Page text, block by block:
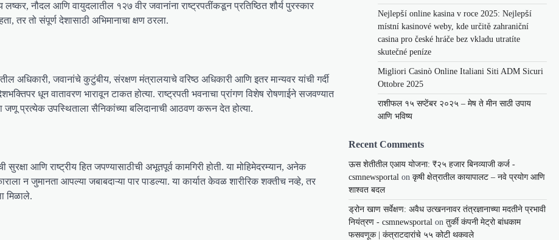
लष्कर, नौदल आणि वायुदलातील १२७ वीर जवानांना राष्ट्रपतींकडून प्रतिष्ठित शौर्य पुरस्कार
तर तो संपूर्ण देशासाठी अभिमानाचा क्षण ठरला.
अधिकारी, जवानांचे कुटुंबीय, संरक्षण मंत्रालयाचे वरिष्ठ अधिकारी आणि इतर मान्यवर यांची गर्दी
धून वातावरण भारावून टाकत होत्या. राष्ट्रपती भवनाचा प्रांगण विशेष रोषणाईने सजवण्यात
जणू प्रत्येक उपस्थिताला सैनिकांच्या बलिदानाची आठवण करून देत होत्या.
आणि राष्ट्रीय हित जपण्यासाठीची अभूतपूर्व कामगिरी होती. या मोहिमेदरम्यान, अनेक
न जुमानता आपल्या जबाबदाऱ्या पार पाडल्या. या कार्यात केवळ शारीरिक शक्तीच नव्हे, तर
मिळाले.
Nejlepší online kasina v roce 2025: Nejlepší
místní kasinové weby, kde určitě zahraniční
casina pro české hráče bez vkladu utratíte
skutečné peníze
Migliori Casinò Online Italiani Siti ADM Sicuri
Ottobre 2025
राशीफल १५ सप्टेंबर २०२५ – मेष ते मीन साठी उपाय
आणि भविष्य
Recent Comments
ऊस शेतीतील एआय योजना: ₹२५ हजार बिनव्याजी कर्ज -
csmnewsportal on कृषी क्षेत्रातील कायापालट – नवे प्रयोग आणि
शाश्वत बदल
ड्रोन खाण सर्वेक्षण: अवैध उत्खननावर तंत्रज्ञानाच्या मदतीने प्रभावी
नियंत्रण - csmnewsportal on तुर्की कंपनी मेट्रो बांधकाम
फसवणूक | कंत्राटदारांचे ५५ कोटी थकवले